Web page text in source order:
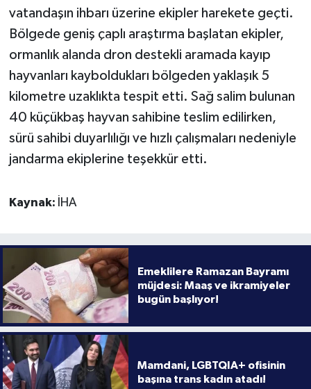
vatandaşın ihbarı üzerine ekipler harekete geçti.
Bölgede geniş çaplı araştırma başlatan ekipler,
ormanlık alanda dron destekli aramada kayıp
hayvanları kayboldukları bölgeden yaklaşık 5
kilometre uzaklıkta tespit etti. Sağ salim bulunan
40 küçükbaş hayvan sahibine teslim edilirken,
sürü sahibi duyarlılığı ve hızlı çalışmaları nedeniyle
jandarma ekiplerine teşekkür etti.
Kaynak: İHA
Emeklilere Ramazan Bayramı
müjdesi: Maaş ve ikramiyeler
bugün başlıyor!
Mamdani, LGBTQIA+ ofisinin
başına trans kadın atadı!